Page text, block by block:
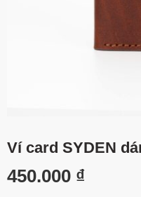
Ví card SYDEN
450.000 ₫